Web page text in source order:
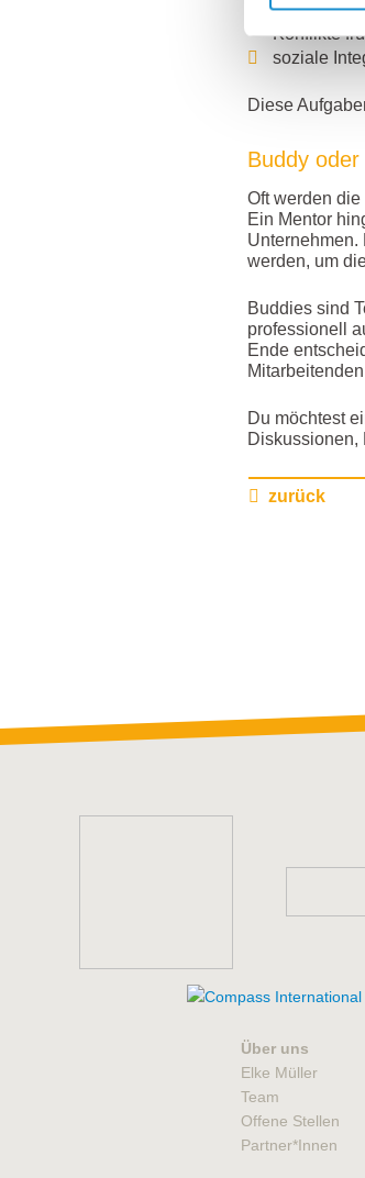
Konflikte
soziale
Diese
Buddy
Oft werden
Ein Mentor
werden, um
Buddies sind
professionell
Ende
Du möchtest
Diskussionen,
zurück
Über uns
Elke Müller
Team
Offene Stellen
Partner*Innen